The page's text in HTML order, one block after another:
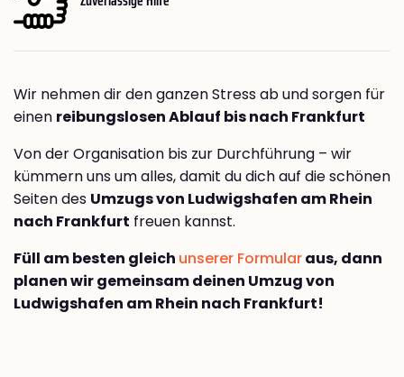
Wir nehmen dir den ganzen Stress ab und sorgen für
einen reibungslosen Ablauf bis nach Frankfurt
Von der Organisation bis zur Durchführung – wir
kümmern uns um alles, damit du dich auf die schönen
Seiten des Umzugs von Ludwigshafen am Rhein
nach Frankfurt freuen kannst.
Füll am besten gleich unserer Formularaus, dann
planen wir gemeinsam deinen Umzug von
Ludwigshafen am Rhein nach Frankfurt!